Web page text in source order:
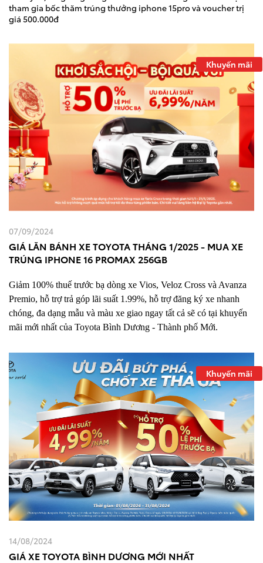
tham gia bốc thăm trúng thưởng iphone 15pro và voucher trị
giá 500.000đ
Khuyến mãi
07/09/2024
GIÁ LĂN BÁNH XE TOYOTA THÁNG 1/2025 - MUA XE
TRÚNG IPHONE 16 PROMAX 256GB
Giảm 100% thuế trước bạ dòng xe Vios, Veloz Cross và Avanza
Premio, hỗ trợ trả góp lãi suất 1.99%, hỗ trợ đăng ký xe nhanh
chóng, đa dạng mẫu và màu xe giao ngay tất cả sẽ có tại khuyến
mãi mới nhất của Toyota Bình Dương - Thành phố Mới.
Khuyến mãi
14/08/2024
GIÁ XE TOYOTA BÌNH DƯƠNG MỚI NHẤT